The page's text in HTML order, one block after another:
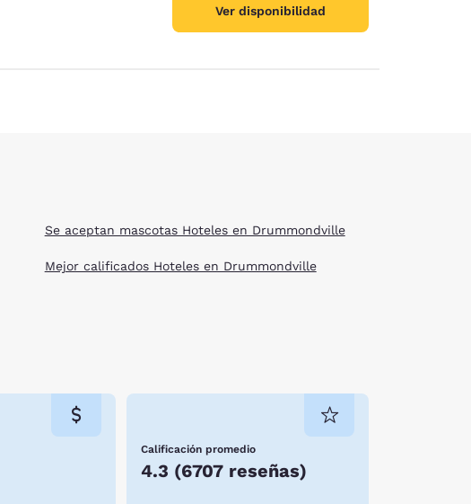
Ver disponibilidad
Se aceptan mascotas Hoteles en Drummondville
Mejor calificados Hoteles en Drummondville
Calificación promedio
4.3 (6707 reseñas)